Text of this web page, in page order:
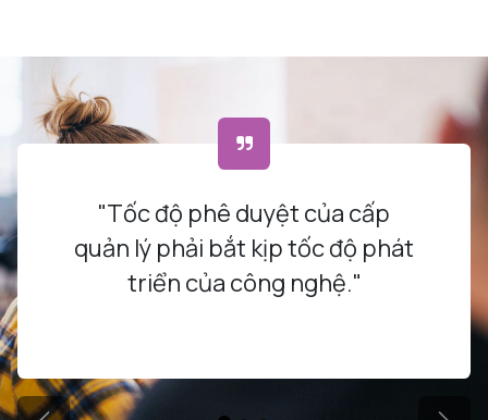
"Tốc độ phê duyệt của cấp
quản lý phải bắt kịp tốc độ phát
triển của công nghệ."